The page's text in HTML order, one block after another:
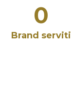
Brand serviti
0